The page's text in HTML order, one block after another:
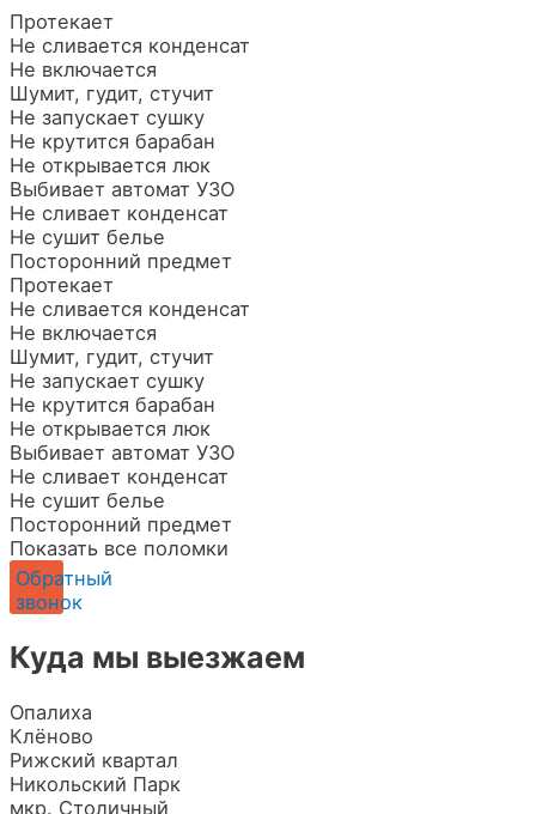
Протекает
Не сливается конденсат
Не включается
Шумит, гудит, стучит
Не запускает сушку
Не крутится барабан
Не открывается люк
Выбивает автомат УЗО
Не сливает конденсат
Не сушит белье
Посторонний предмет
Протекает
Не сливается конденсат
Не включается
Шумит, гудит, стучит
Не запускает сушку
Не крутится барабан
Не открывается люк
Выбивает автомат УЗО
Не сливает конденсат
Не сушит белье
Посторонний предмет
Показать все поломки
Обратный
звонок
Куда мы выезжаем
Опалиха
Клёново
Рижский квартал
Никольский Парк
мкр. Столичный